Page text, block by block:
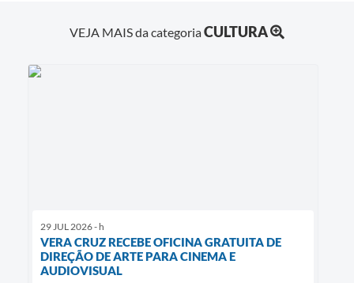
VEJA MAIS da categoriaCULTURA
29 JUL 2026 - h
VERA CRUZ RECEBE OFICINA GRATUITA DE
DIREÇÃO DE ARTE PARA CINEMA E
AUDIOVISUAL